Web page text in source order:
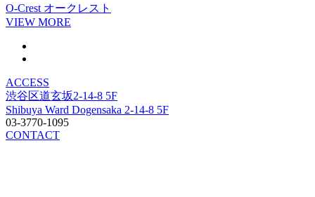
O-Crest オークレスト
VIEW MORE
ACCESS
渋谷区道玄坂2-14-8 5F
Shibuya Ward Dogensaka 2-14-8 5F
03-3770-1095
CONTACT